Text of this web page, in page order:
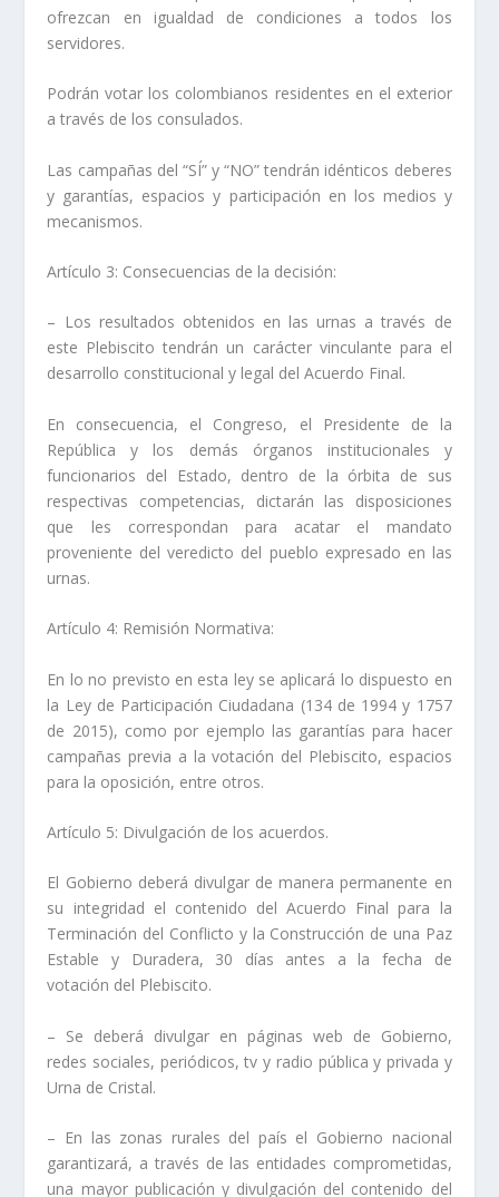
ofrezcan en igualdad de condiciones a todos los
servidores.
Podrán votar los colombianos residentes en el exterior
a través de los consulados.
Las campañas del “SÍ” y “NO” tendrán idénticos deberes
y garantías, espacios y participación en los medios y
mecanismos.
Artículo 3: Consecuencias de la decisión:
– Los resultados obtenidos en las urnas a través de
este Plebiscito tendrán un carácter vinculante para el
desarrollo constitucional y legal del Acuerdo Final.
En consecuencia, el Congreso, el Presidente de la
República y los demás órganos institucionales y
funcionarios del Estado, dentro de la órbita de sus
respectivas competencias, dictarán las disposiciones
que les correspondan para acatar el mandato
proveniente del veredicto del pueblo expresado en las
urnas.
Artículo 4: Remisión Normativa:
En lo no previsto en esta ley se aplicará lo dispuesto en
la Ley de Participación Ciudadana (134 de 1994 y 1757
de 2015), como por ejemplo las garantías para hacer
campañas previa a la votación del Plebiscito, espacios
para la oposición, entre otros.
Artículo 5: Divulgación de los acuerdos.
El Gobierno deberá divulgar de manera permanente en
su integridad el contenido del Acuerdo Final para la
Terminación del Conflicto y la Construcción de una Paz
Estable y Duradera, 30 días antes a la fecha de
votación del Plebiscito.
– Se deberá divulgar en páginas web de Gobierno,
redes sociales, periódicos, tv y radio pública y privada y
Urna de Cristal.
– En las zonas rurales del país el Gobierno nacional
garantizará, a través de las entidades comprometidas,
una mayor publicación y divulgación del contenido del